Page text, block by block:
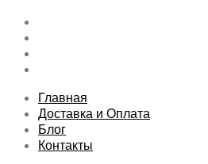
Skip
content
Главная
Доставка и Оплата
Блог
Контакты